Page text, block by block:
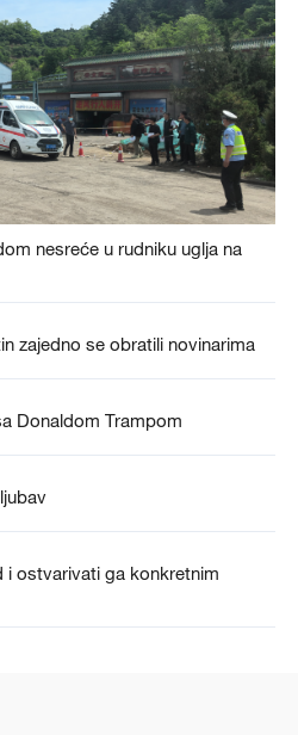
nesreće u rudniku uglja na
zajedno se obratili novinarima
Donaldom Trampom
i ostvarivati ga konkretnim